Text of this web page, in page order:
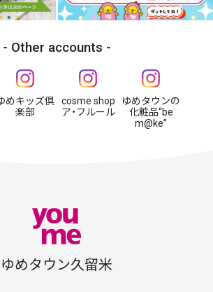
Other accounts
めキッズ倶
楽部
cosme shop
ア・フルール
ゆめタウンの
化粧品“be
m@ke”
ゆめタウン久留米